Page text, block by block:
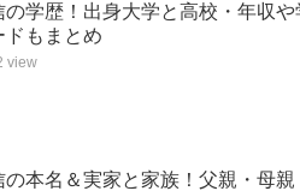
の学歴！出身大学と高校・年収
ドもまとめ
view
の本名＆実家と家族！父親・母親